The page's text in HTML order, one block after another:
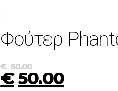
Φούτερ
€ 60.00
€50.00